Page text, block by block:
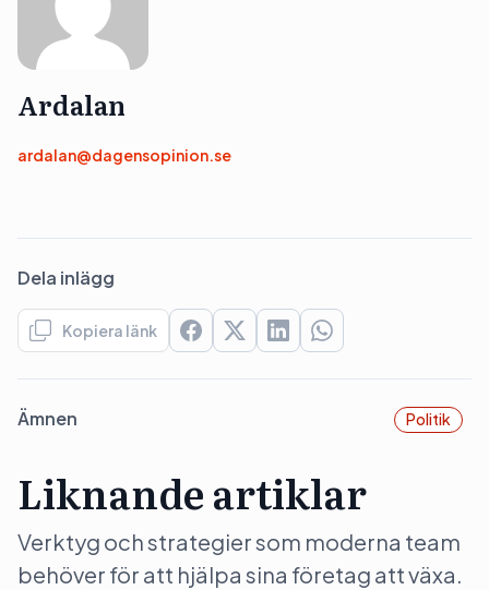
Ardalan
ardalan@dagensopinion.se
Dela inlägg
Kopiera länk
Ämnen Politik
Liknande artiklar
Verktyg och strategier som moderna team
behöver för att hjälpa sina företag att växa.